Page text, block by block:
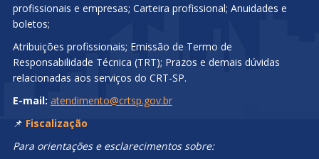
profissionais e empresas; Carteira profissional; Anuidades e
boletos;
Atribuições profissionais; Emissão de Termo de
Responsabilidade Técnica (TRT); Prazos e demais dúvidas
relacionadas aos serviços do CRT-SP.
E-mail: atendimento@crtsp.gov.br
📌 Fiscalização
Para orientações e esclarecimentos sobre: